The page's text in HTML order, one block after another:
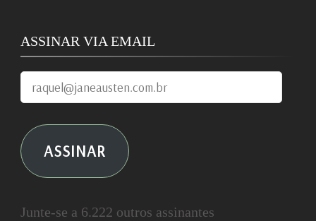
ASSINAR VIA EMAIL
raquel@janeausten.com.br
ASSINAR
Junte-se a 6.222 outros assinantes